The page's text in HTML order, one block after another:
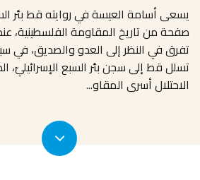
يسعى أسامة العيسة في روايته قط بئر
صفحة من تاريخ المقاومة الفلسطينية،
تفرق في النظر إلى العدو والصديق، في
تسلل قط إلى سجن بئر السبع الإسرائيليّ،
الاحتلال أسرى المقاو...